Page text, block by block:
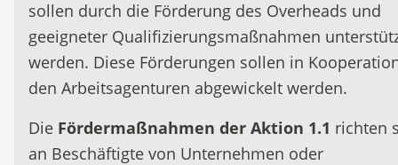
sollen durch die Förderung des Overheads und
geeigneter Qualifizierungsmaßnahmen
werden. Diese Förderungen sollen in
den Arbeitsagenturen abgewickelt werden.
Die Fördermaßnahmen der Aktion 1.1 richten
an Beschäftigte von Unternehmen oder